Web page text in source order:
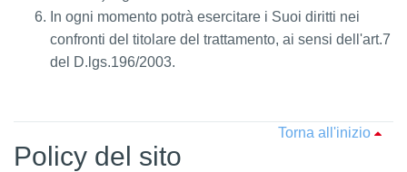
In ogni momento potrà esercitare i Suoi diritti nei
confronti del titolare del trattamento, ai sensi dell'art.7
del D.lgs.196/2003.
Torna all'inizio
Policy del sito